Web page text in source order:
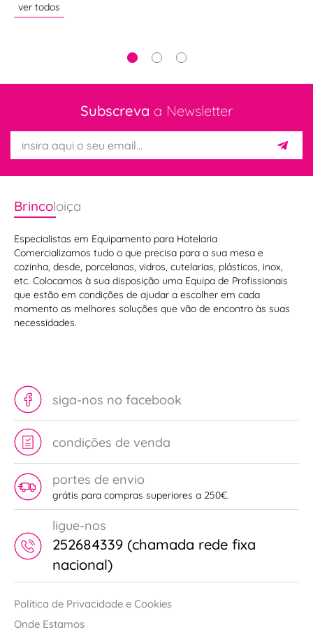
ver todos
Subscreva a Newsletter
Brincoloiça
Especialistas em Equipamento para Hotelaria
Comercializamos tudo o que precisa para a sua mesa e
cozinha, desde, porcelanas, vidros, cutelarias, plásticos, inox,
etc. Colocamos à sua disposição uma Equipa de Profissionais
que estão em condições de ajudar a escolher em cada
momento as melhores soluções que vão de encontro às suas
necessidades.
Acessórios
Blocos
de
siga-nos no facebook
condições de venda
portes de envio
grátis para compras superiores a 250€.
ligue-nos
252684339 (chamada rede fixa
nacional)
Política de Privacidade e Cookies
Onde Estamos